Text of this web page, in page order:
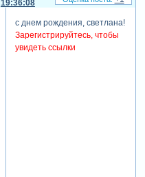
19:36:08
с днем рождения, светлана!
Зарегистрируйтесь, чтобы
увидеть ссылки